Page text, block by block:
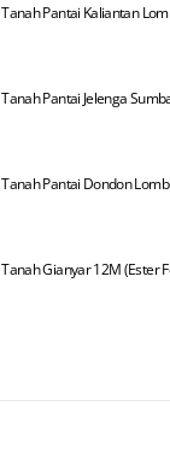
Tanah Pantai Kaliantan
Tanah Pantai Jelenga
Tanah Pantai Dondon
Tanah Gianyar 12M (Ester